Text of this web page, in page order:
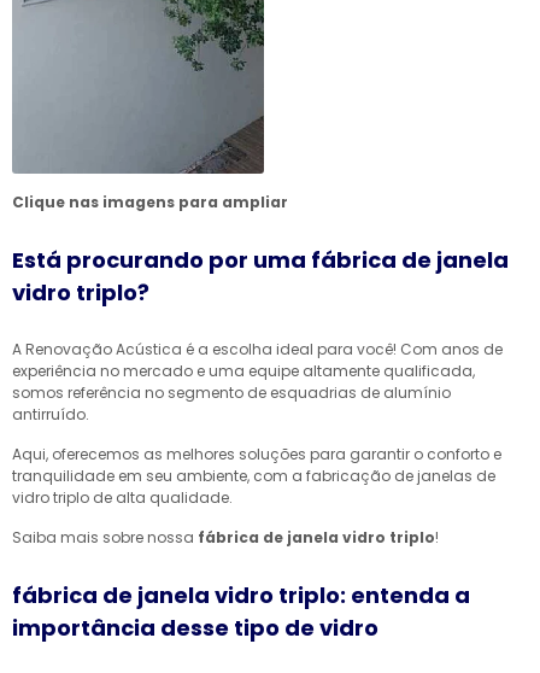
Clique nas imagens para ampliar
Está procurando por uma fábrica de janela
vidro triplo?
A Renovação Acústica é a escolha ideal para você! Com anos de
experiência no mercado e uma equipe altamente qualificada,
somos referência no segmento de esquadrias de alumínio
antirruído.
Aqui, oferecemos as melhores soluções para garantir o conforto e
tranquilidade em seu ambiente, com a fabricação de janelas de
vidro triplo de alta qualidade.
Saiba mais sobre nossa fábrica de janela vidro triplo!
fábrica de janela vidro triplo: entenda a
importância desse tipo de vidro